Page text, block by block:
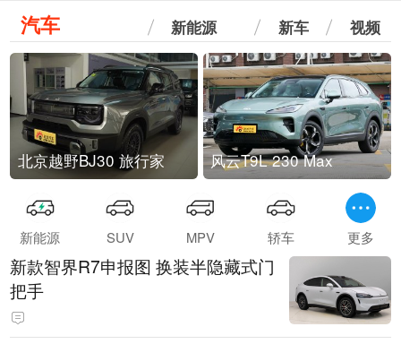
汽车 新能源 新车 视频
北京越野BJ30 旅行家 风云T9L 230 Max
新能源 SUV MPV 轿车 更多
新款智界R7申报图 换装半隐藏式门
把手